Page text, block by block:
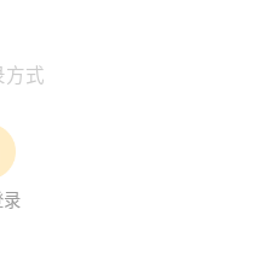
方式
录